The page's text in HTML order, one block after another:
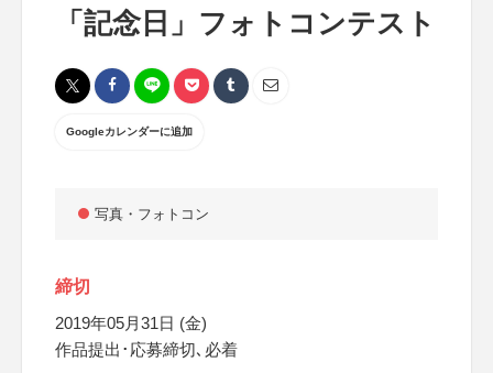
「記念日」フォトコンテスト
Googleカレンダーに追加
写真・フォトコン
締切
2019年05月31日 (金)
作品提出･応募締切､必着